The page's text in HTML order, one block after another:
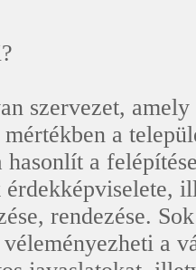
szervezet,
a
a
érdekképviselete,
rendezése.
a